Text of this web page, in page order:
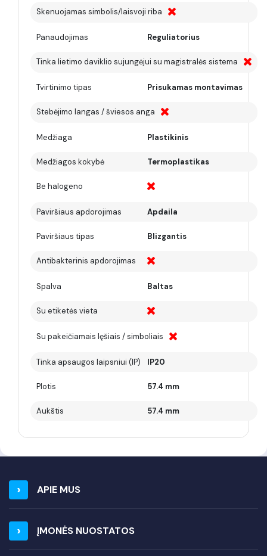
Skenuojamas simbolis/laisvoji riba
Panaudojimas Reguliatorius
Tinka lietimo daviklio sujungėjui su magistralės sistema
Tvirtinimo tipas Prisukamas montavimas
Stebėjimo langas / šviesos anga
Medžiaga Plastikinis
Medžiagos kokybė Termoplastikas
Be halogeno
Paviršiaus apdorojimas Apdaila
Paviršiaus tipas Blizgantis
Antibakterinis apdorojimas
Spalva Baltas
Su etiketės vieta
Su pakeičiamais lęšiais / simboliais
Tinka apsaugos laipsniui (IP) IP20
Plotis 57.4 mm
Aukštis 57.4 mm
APIE MUS
ĮMONĖS NUOSTATOS